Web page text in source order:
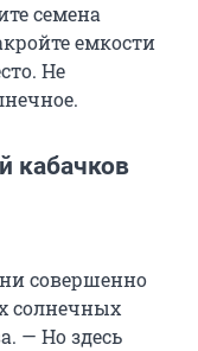
семена
емкости
Не
кабачков
совершенно
солнечных
— Но здесь